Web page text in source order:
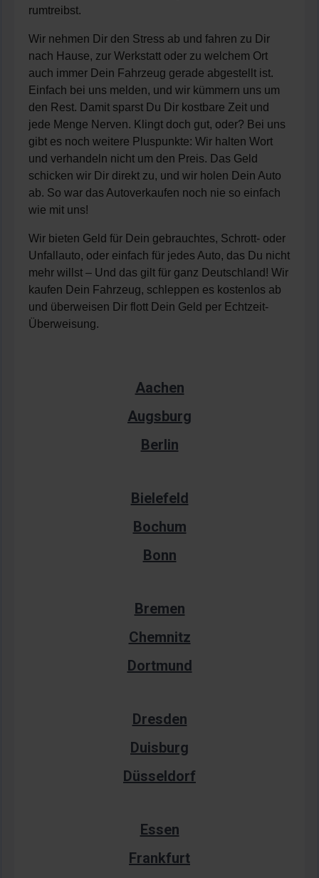
rumtreibst.
Wir nehmen Dir den Stress ab und fahren zu Dir
nach Hause, zur Werkstatt oder zu welchem Ort
auch immer Dein Fahrzeug gerade abgestellt ist.
Einfach bei uns melden, und wir kümmern uns um
den Rest. Damit sparst Du Dir kostbare Zeit und
jede Menge Nerven. Klingt doch gut, oder? Bei uns
gibt es noch weitere Pluspunkte: Wir halten Wort
und verhandeln nicht um den Preis. Das Geld
schicken wir Dir direkt zu, und wir holen Dein Auto
ab. So war das Autoverkaufen noch nie so einfach
wie mit uns!
Wir bieten Geld für Dein gebrauchtes, Schrott- oder
Unfallauto, oder einfach für jedes Auto, das Du nicht
mehr willst – Und das gilt für ganz Deutschland! Wir
kaufen Dein Fahrzeug, schleppen es kostenlos ab
und überweisen Dir flott Dein Geld per Echtzeit-
Überweisung.
Aachen
Augsburg
Berlin
Bielefeld
Bochum
Bonn
Bremen
Chemnitz
Dortmund
Dresden
Duisburg
Düsseldorf
Essen
Frankfurt